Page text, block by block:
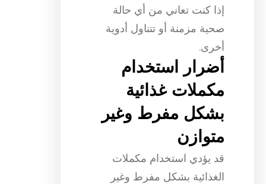
إذا كنت تعاني من أي حالة
صحية مزمنة أو تتناول أدوية
أخرى.
أضرار استخدام
مكملات غذائية
بشكل مفرط وغير
متوازن
قد يؤدي استخدام مكملات
الغذائية بشكل مفرط وغير